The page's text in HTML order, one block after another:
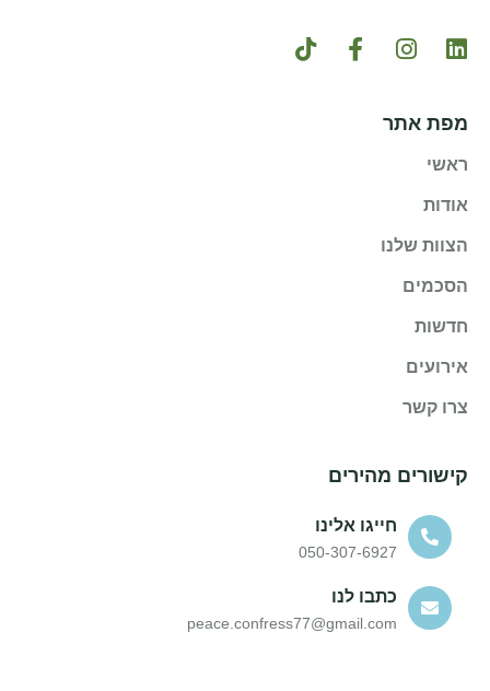
מפת אתר
ראשי
אודות
הצוות שלנו
הסכמים
חדשות
אירועים
צרו קשר
קישורים מהירים
חייגו אלינו
050-307-6927
כתבו לנו
peace.confress77@gmail.com